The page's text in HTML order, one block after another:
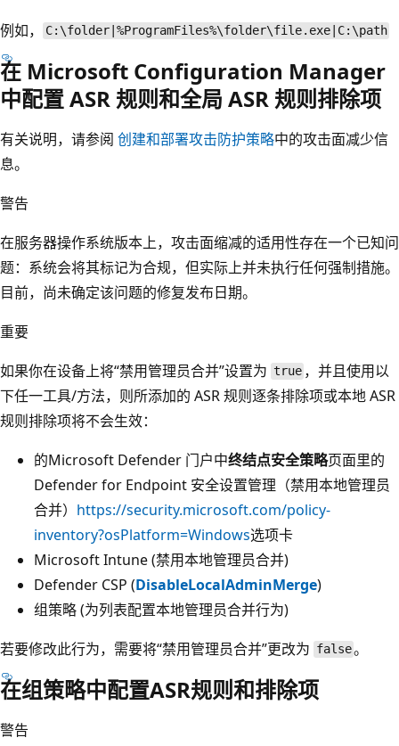
例如， C:\folder|%ProgramFiles%\folder\file.exe|C:\path
在 Microsoft Configuration Manager
中配置 ASR 规则和全局 ASR 规则排除项
有关说明，请参阅 创建和部署攻击防护策略中的攻击面减少信
息。
警告
在服务器操作系统版本上，攻击面缩减的适用性存在一个已知问
题：系统会将其标记为合规，但实际上并未执行任何强制措施。
目前，尚未确定该问题的修复发布日期。
重要
如果你在设备上将“禁用管理员合并”设置为 true ，并且使用以
下任一工具/方法，则所添加的 ASR 规则逐条排除项或本地 ASR
规则排除项将不会生效：
的Microsoft Defender 门户中终结点安全策略页面里的
Defender for Endpoint 安全设置管理（禁用本地管理员
合并） https://security.microsoft.com/policy-
inventory?osPlatform=Windows选项卡
Microsoft Intune (禁用本地管理员合并)
Defender CSP (DisableLocalAdminMerge)
组策略 (为列表配置本地管理员合并行为)
若要修改此行为，需要将“禁用管理员合并”更改为 false。
在组策略中配置ASR规则和排除项
警告